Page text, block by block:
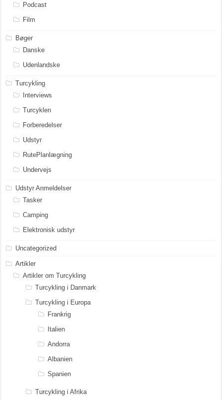
Podcast
Film
Bøger
Danske
Udenlandske
Turcykling
Interviews
Turcyklen
Forberedelser
Udstyr
RutePlanlægning
Undervejs
Udstyr Anmeldelser
Tasker
Camping
Elektronisk udstyr
Uncategorized
Artikler
Artikler om Turcykling
Turcykling i Danmark
Turcykling i Europa
Frankrig
Italien
Andorra
Albanien
Spanien
Turcykling i Afrika